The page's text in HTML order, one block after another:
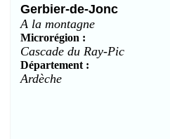
Gerbier-de-Jonc
A la montagne
Microrégion :
Cascade du Ray-Pic
Département :
Ardèche